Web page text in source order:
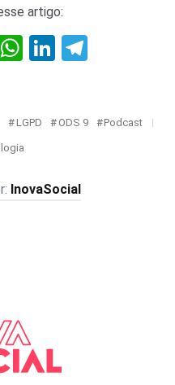
artigo:
WhatsApp
LinkedIn
LGPD ODS 9 Podcast
InovaSocial